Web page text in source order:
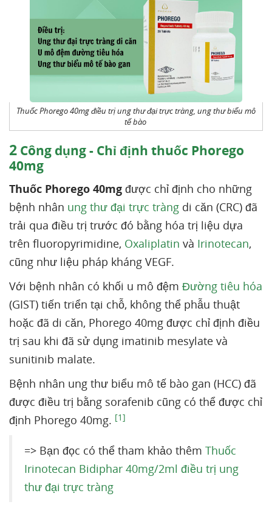
Thuốc Phorego 40mg điều trị ung thư đại trực tràng, ung thư biểu mô
tế bào
2 Công dụng - Chỉ định thuốc Phorego
40mg
Thuốc Phorego 40mg được chỉ định cho những
bệnh nhân ung thư đại trực tràng di căn (CRC) đã
trải qua điều trị trước đó bằng hóa trị liệu dựa
trên fluoropyrimidine, Oxaliplatin và Irinotecan,
cũng như liệu pháp kháng VEGF.
Với bệnh nhân có khối u mô đệm Đường tiêu hóa
(GIST) tiến triển tại chỗ, không thể phẫu thuật
hoặc đã di căn, Phorego 40mg được chỉ định điều
trị sau khi đã sử dụng imatinib mesylate và
sunitinib malate.
Bệnh nhân ung thư biểu mô tế bào gan (HCC) đã
được điều trị bằng sorafenib cũng có thể được chỉ
định Phorego 40mg. [1]
=> Bạn đọc có thể tham khảo thêm Thuốc
Irinotecan Bidiphar 40mg/2ml điều trị ung
thư đại trực tràng